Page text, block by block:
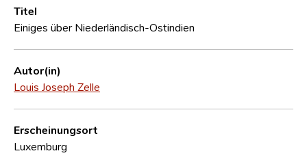
Häufige Fragen und Antworten
CNL
Forschungsgruppe
Kontakt
Titel
Einiges über Niederländisch-Ostindien
Autor(in)
Louis Joseph Zelle
Erscheinungsort
Luxemburg